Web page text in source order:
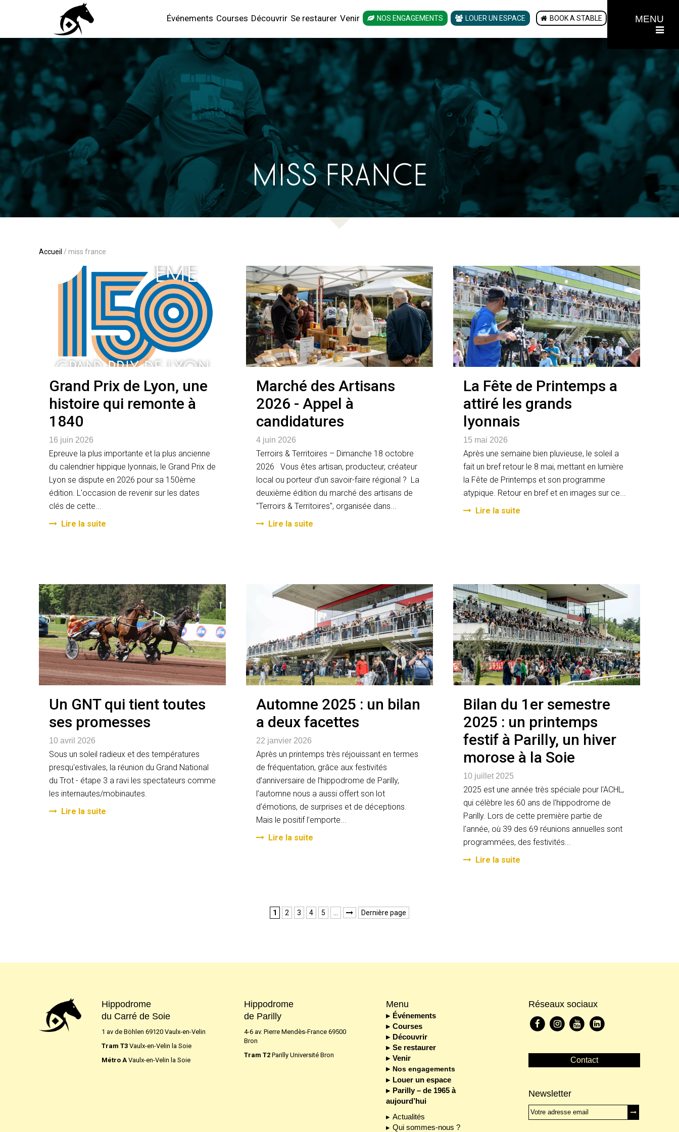
MENU
Événements Courses Découvrir Se restaurer Venir NOS ENGAGEMENTS LOUER UN ESPACE BOOK A STABLE
MISS FRANCE
Accueil / miss france
Grand Prix de Lyon, une
histoire qui remonte à
1840
16 juin 2026
Epreuve la plus importante et la plus ancienne
du calendrier hippique lyonnais, le Grand Prix de
Lyon se dispute en 2026 pour sa 150ème
édition. L'occasion de revenir sur les dates
clés de cette...
Lire la suite
Marché des Artisans
2026 - Appel à
candidatures
4 juin 2026
Terroirs & Territoires – Dimanche 18 octobre
2026 Vous êtes artisan, producteur, créateur
local ou porteur d’un savoir-faire régional ? La
deuxième édition du marché des artisans de
"Terroirs & Territoires", organisée dans...
Lire la suite
La Fête de Printemps a
attiré les grands
lyonnais
15 mai 2026
Après une semaine bien pluvieuse, le soleil a
fait un bref retour le 8 mai, mettant en lumière
la Fête de Printemps et son programme
atypique. Retour en bref et en images sur ce...
Lire la suite
Un GNT qui tient toutes
ses promesses
10 avril 2026
Sous un soleil radieux et des températures
presqu'estivales, la réunion du Grand National
du Trot - étape 3 a ravi les spectateurs comme
les internautes/mobinautes.
Lire la suite
Automne 2025 : un bilan
a deux facettes
22 janvier 2026
Après un printemps très réjouissant en termes
de fréquentation, grâce aux festivités
d’anniversaire de l’hippodrome de Parilly,
l’automne nous a aussi offert son lot
d’émotions, de surprises et de déceptions.
Mais le positif l’emporte...
Lire la suite
Bilan du 1er semestre
2025 : un printemps
festif à Parilly, un hiver
morose à la Soie
10 juillet 2025
2025 est une année très spéciale pour l'ACHL,
qui célèbre les 60 ans de l'hippodrome de
Parilly. Lors de cette première partie de
l'année, où 39 des 69 réunions annuelles sont
programmées, des festivités...
Lire la suite
1 2 3 4 5  Dernière page
Hippodrome
du Carré de Soie
1 av de Böhlen 69120 Vaulx-en-Velin
Tram T3 Vaulx-en-Velin la Soie
Métro A Vaulx-en-Velin la Soie
Hippodrome
de Parilly
4-6 av. Pierre Mendès-France 69500
Bron
Tram T2Parilly Université Bron
Menu
Événements
Courses
Découvrir
Se restaurer
Venir
Nos engagements
Louer un espace
Parilly – de 1965 à
aujourd’hui
Actualités
Qui sommes-nous ?
Réseaux sociaux
Contact
Newsletter